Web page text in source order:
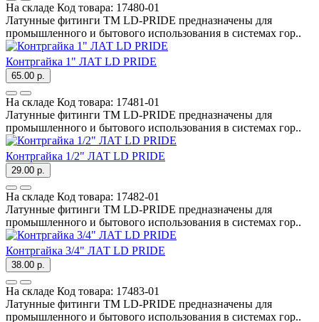
На складе Код товара: 17480-01
Латунные фитинги ТМ LD-PRIDE предназначены для
промышленного и бытового использования в системах гор..
Контргайка 1" ЛАТ LD PRIDE
65.00 р.
На складе Код товара: 17481-01
Латунные фитинги ТМ LD-PRIDE предназначены для
промышленного и бытового использования в системах гор..
Контргайка 1/2" ЛАТ LD PRIDE
29.00 р.
На складе Код товара: 17482-01
Латунные фитинги ТМ LD-PRIDE предназначены для
промышленного и бытового использования в системах гор..
Контргайка 3/4" ЛАТ LD PRIDE
38.00 р.
На складе Код товара: 17483-01
Латунные фитинги ТМ LD-PRIDE предназначены для
промышленного и бытового использования в системах гор..